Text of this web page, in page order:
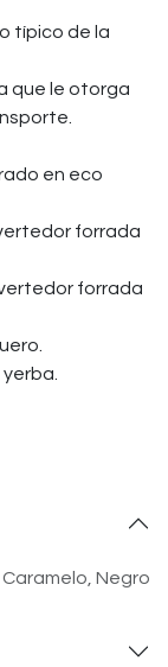
típico de la
que le otorga
en eco
forrada
forrada
Caramelo Negro